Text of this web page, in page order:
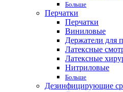
Больше
Перчатки
Перчатки
Виниловые
Держатели для
Латексные
Латексные
Нитриловые
Больше
Дезинфицирующие